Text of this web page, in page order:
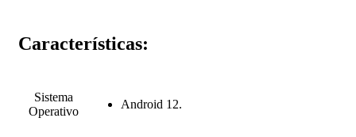
Características:
Sistema
Operativo
Android 12.